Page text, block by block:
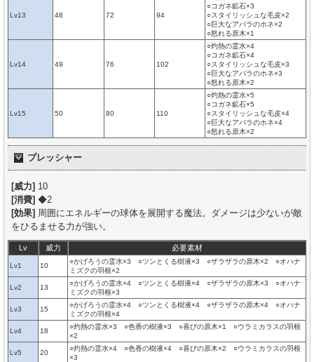
Lv13 48 72 94
○コガネ鉱石×3
○スタイリッシュな毛皮×2
○巨大なアバラのホネ×2
○怒れる原木×1
Lv14 49 76 102
○灼熱の霊水×4
○コガネ鉱石×4
○スタイリッシュな毛皮×3
○巨大なアバラのホネ×3
○怒れる原木×2
Lv15 50 80 110
○灼熱の霊水×5
○コガネ鉱石×5
○スタイリッシュな毛皮×4
○巨大なアバラのホネ×4
○怒れる原木×2
プレッシャー
[威力] 10
[消費] ◆2
[効果] 周囲にエネルギーの球体を展開する魔法。ダメージは少ないが敵
をひるませる力が強い。
Lv 威力 必要素材
Lv1 10
○かげろうの霊水×3 ○ツンとくる樹液×3 ○ザラザラの原木×2 ○オハナ
ミズクの羽根×2
Lv2 13
○かげろうの霊水×4 ○ツンとくる樹液×4 ○ザラザラの原木×3 ○オハナ
ミズクの羽根×3
Lv3 15
○かげろうの霊水×4 ○ツンとくる樹液×4 ○ザラザラの原木×4 ○オハナ
ミズクの羽根×4
Lv4 18
○灼熱の霊水×3 ○色香の樹液×3 ○喜びの原木×1 ○ウラミカラスの羽根
×2
Lv5 20
○灼熱の霊水×4 ○色香の樹液×4 ○喜びの原木×2 ○ウラミカラスの羽根
×3